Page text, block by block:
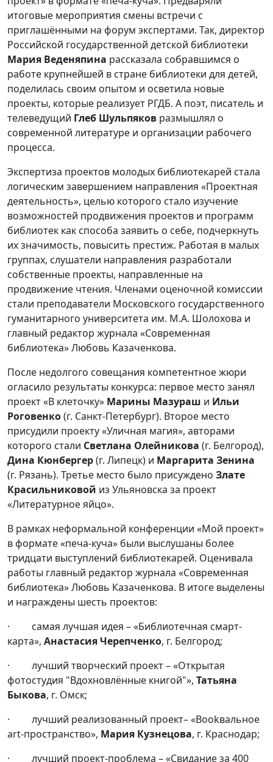
итоговые мероприятия смены встречи с
приглашёнными на форум экспертами. Так, директор
Российской государственной детской библиотеки
Мария Веденяпина рассказала собравшимся о
работе крупнейшей в стране библиотеки для детей,
поделилась своим опытом и осветила новые
проекты, которые реализует РГДБ. А поэт, писатель и
телеведущий Глеб Шульпяков размышлял о
современной литературе и организации рабочего
процесса.
Экспертиза проектов молодых библиотекарей стала
логическим завершением направления «Проектная
деятельность», целью которого стало изучение
возможностей продвижения проектов и программ
библиотек как способа заявить о себе, подчеркнуть
их значимость, повысить престиж. Работая в малых
группах, слушатели направления разработали
собственные проекты, направленные на
продвижение чтения. Членами оценочной комиссии
стали преподаватели Московского государственного
гуманитарного университета им. М.А. Шолохова и
главный редактор журнала «Современная
библиотека» Любовь Казаченкова.
После недолгого совещания компетентное жюри
огласило результаты конкурса: первое место занял
проект «В клеточку» Марины Мазураш и Ильи
Роговенко(г. Санкт-Петербург). Второе место
присудили проекту «Уличная магия», авторами
которого стали Светлана Олейникова (г. Белгород),
Дина Кюнбергер(г. Липецк) и Маргарита Зенина
(г. Рязань). Третье место было присуждено Злате
Красильниковой из Ульяновска за проект
«Литературное яйцо».
В рамках неформальной конференции «Мой проект»
в формате «печа-куча» были выслушаны более
тридцати выступлений библиотекарей. Оценивала
работы главный редактор журнала «Современная
библиотека» Любовь Казаченкова. В итоге выделены
и награждены шесть проектов:
· самая лучшая идея – «Библиотечная смарт-
карта», Анастасия Черепченко, г. Белгород;
· лучший творческий проект – «Открытая
фотостудия "Вдохновлённые книгой"», Татьяна
Быкова, г. Омск;
· лучший реализованный проект– «Bookвальное
art-пространство», Мария Кузнецова, г. Краснодар;
· лучший проект-проблема – «Свидание за 400